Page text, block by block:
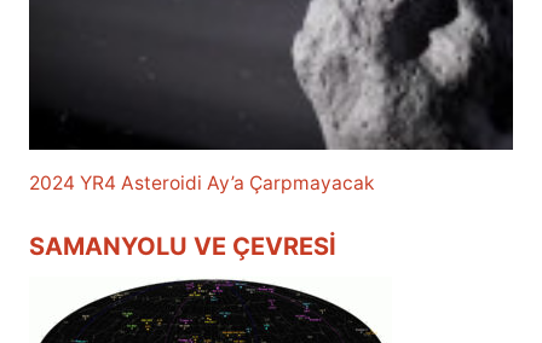
2024 YR4 Asteroidi Ay’a Çarpmayacak
SAMANYOLU VE ÇEVRESI